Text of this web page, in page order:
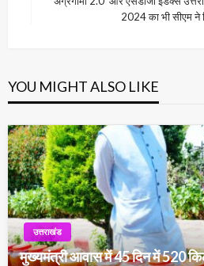
Next
2024 का भी सीएम ने
YOU MIGHT ALSO LIKE
उत्तराखंड
मुख्यमंत्री आवास में 45 दिन में 520